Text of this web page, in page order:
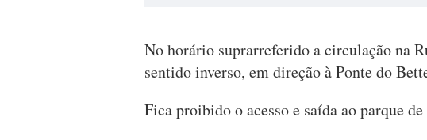
No horário suprarreferido a circulação na
sentido inverso, em direção à Ponte do
Fica proibido o acesso e saída ao parque